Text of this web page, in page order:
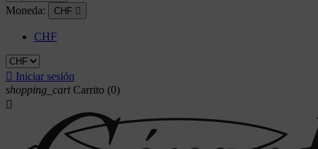
Moneda: CHF 
CHF
 Iniciar sesión
shopping_cart Carrito (0)
